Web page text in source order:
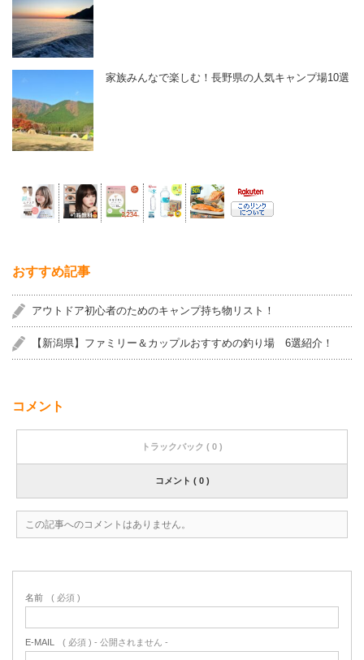
家族みんなで楽しむ！長野県の人気キャンプ場10選
おすすめ記事
アウトドア初心者のためのキャンプ持ち物リスト！
【新潟県】ファミリー＆カップルおすすめの釣り場 6選紹介！
コメント
トラックバック ( 0 )
コメント ( 0 )
この記事へのコメントはありません。
名前 ( 必須 )
E-MAIL ( 必須 ) - 公開されません -